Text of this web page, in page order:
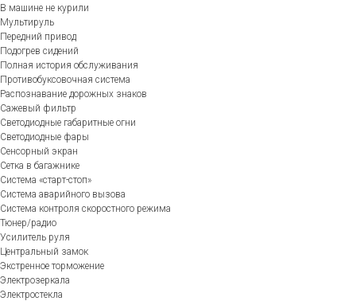
В машине не курили
Мультируль
Передний привод
Подогрев сидений
Полная история обслуживания
Противобуксовочная система
Распознавание дорожных знаков
Сажевый фильтр
Светодиодные габаритные огни
Светодиодные фары
Сенсорный экран
Сетка в багажнике
Система «старт-стоп»
Система аварийного вызова
Система контроля скоростного режима
Тюнер/радио
Усилитель руля
Центральный замок
Экстренное торможение
Электрозеркала
Электростекла